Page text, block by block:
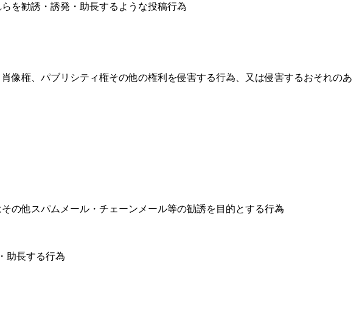
を勧誘・誘発・助長するような投稿行為
像権、パブリシティ権その他の権利を侵害する行為、又は侵害するおそれのあ
の他スパムメール・チェーンメール等の勧誘を目的とする行為
助長する行為